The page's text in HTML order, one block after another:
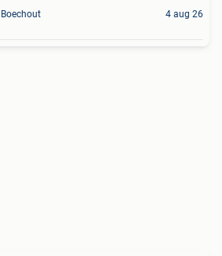
Boechout 4 aug 26